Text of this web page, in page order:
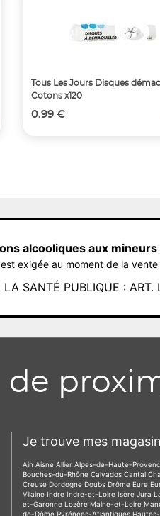
Tous Les Jours Disques
Cotons x120
0.99 €
alcooliques aux mineurs
exigée au moment de la vente
LA SANTÉ PUBLIQUE :
de
Je trouve mes
Ain Aisne Allier Alpes-de-Haute-
Bouches-du-Rhône Calvados Cantal
Creuse Dordogne Doubs Drôme Eure
Vilaine Indre Indre-et-Loire Isère Jura
et-Garonne Lozère Maine-et-Loire
de-Dôme Pyrénées-Atlantiques